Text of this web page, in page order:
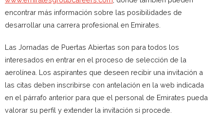
encontrar más información sobre las posibilidades de
desarrollar una carrera profesional en Emirates.
Las Jornadas de Puertas Abiertas son para todos los
interesados en entrar en el proceso de selección de la
aerolínea. Los aspirantes que deseen recibir una invitación a
las citas deben inscribirse con antelación en la web indicada
en el párrafo anterior para que el personal de Emirates pueda
valorar su perfil y extender la invitación si procede.